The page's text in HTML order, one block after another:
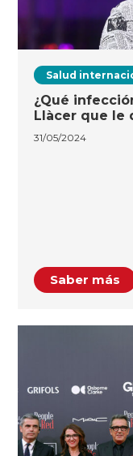
Salud
¿Qué
Llàcer que le
31/05/2024
Saber más